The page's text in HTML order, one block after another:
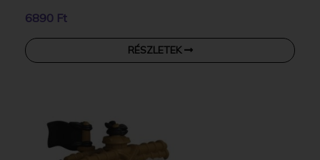
6890 Ft
RÉSZLETEK